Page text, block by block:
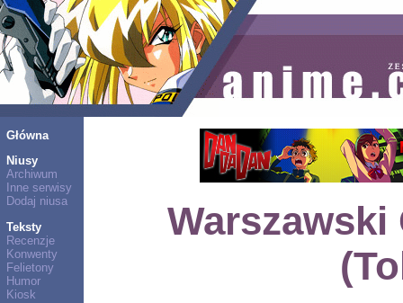
Główna
Niusy
Archiwum
Inne serwisy
Dodaj niusa
Teksty
Recenzje
Konwenty
Felietony
Humor
Kiosk
Warszawski